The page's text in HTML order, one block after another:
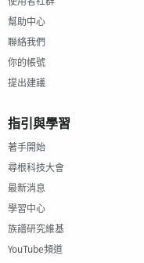
幫助中心
聯絡我們
你的帳號
提出建議
指引與學習
著手開始
尋根科技大會
最新消息
學習中心
族譜研究維基
YouTube頻道